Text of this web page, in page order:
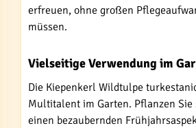
erfreuen, ohne großen
müssen.
Vielseitige Verwendung im
Die Kiepenkerl Wildtulpe
Multitalent im Garten. Pflanzen
einen bezaubernden